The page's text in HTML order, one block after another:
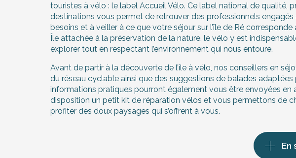
touristes à vélo : le label Accueil Vélo. Ce label national de qualité,
destinations vous permet de retrouver des professionnels engagés
besoins et à veiller à ce que votre séjour sur l’île de Ré
Île attachée à la préservation de la nature, le vélo y est
explorer tout en respectant l’environnement qui nous entoure.
Avant de partir à la découverte de l’île à vélo, nos conseillers en
du réseau cyclable ainsi que des suggestions de balades
informations pratiques pourront également vous être envoyées en
disposition un petit kit de réparation vélos et vous permettons de
profiter des doux paysages qui s’offrent à vous.
En